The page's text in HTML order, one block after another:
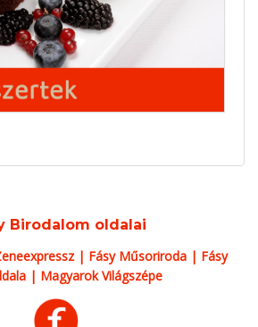
Birodalom oldalai
| Fásy Műsoriroda | Fásy
| Magyarok Világszépe